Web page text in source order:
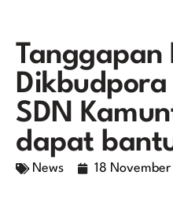
Tanggapan
Dikbudpora
SDN
dapat
News 18